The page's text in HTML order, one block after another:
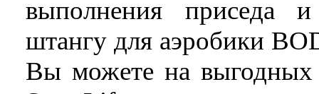
выполнения приседа
штангу для аэробики
Вы можете на выгодных